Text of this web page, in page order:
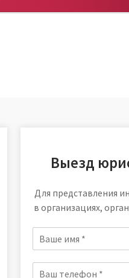
Выезд
Для представления
в организациях,